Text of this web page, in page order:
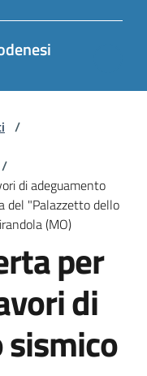
/
/
di adeguamento
del "Palazzetto dello
(MO)
per
di